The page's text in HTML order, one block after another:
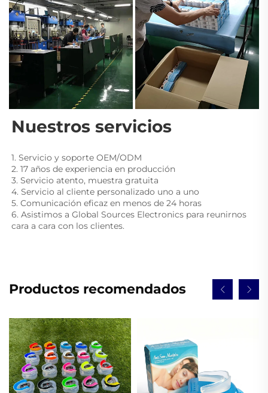
Nuestros servicios
1. Servicio y soporte OEM/ODM
2. 17 años de experiencia en producción
3. Servicio atento, muestra gratuita
4. Servicio al cliente personalizado uno a uno
5. Comunicación eficaz en menos de 24 horas
6. Asistimos a Global Sources Electronics para reunirnos
cara a cara con los clientes.
Productos recomendados